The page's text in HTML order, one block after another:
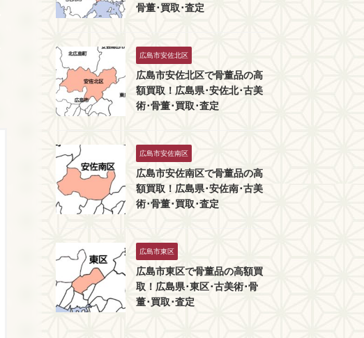
骨董･買取･査定
広島市安佐北区
広島市安佐北区で骨董品の高
額買取！広島県･安佐北･古美
術･骨董･買取･査定
広島市安佐南区
広島市安佐南区で骨董品の高
額買取！広島県･安佐南･古美
術･骨董･買取･査定
広島市東区
広島市東区で骨董品の高額買
取！広島県･東区･古美術･骨
董･買取･査定